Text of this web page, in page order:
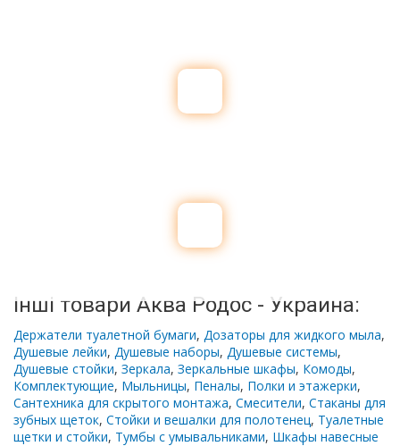
Інші товари Аква Родос - Украина:
Держатели туалетной бумаги, Дозаторы для жидкого мыла,
Душевые лейки, Душевые наборы, Душевые системы,
Душевые стойки, Зеркала, Зеркальные шкафы, Комоды,
Комплектующие, Мыльницы, Пеналы, Полки и этажерки,
Сантехника для скрытого монтажа, Смесители, Стаканы для
зубных щеток, Стойки и вешалки для полотенец, Туалетные
щетки и стойки, Тумбы с умывальниками, Шкафы навесные